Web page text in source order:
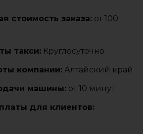
стоимость заказа: от 100
такси: Круглосуточно
компании: Алтайский край
машины: от 10 минут
для клиентов: